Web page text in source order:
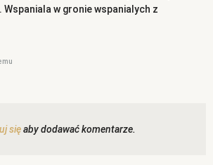
w gronie wspanialych z
sięaby dodawać komentarze.